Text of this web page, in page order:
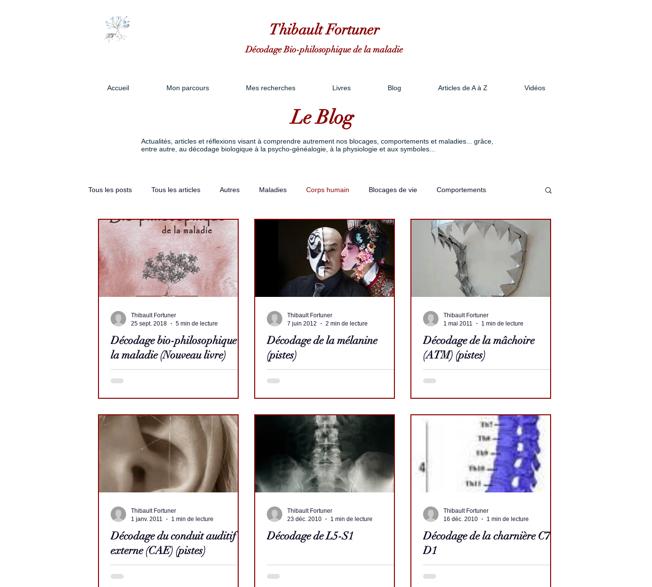
Thibault Fortuner
Décodage Bio-philosophique de la maladie
Accueil Mon parcours Mes recherches Livres Blog Articles de A à Z Vidéos
Le Blog
Actualités, articles et réflexions visant à comprendre autrement nos blocages, comportements et maladies... grâce,
entre autre, au décodage biologique à la psycho-généalogie, à la physiologie et aux symboles...
Tous les posts Tous les articles Autres Maladies Corps humain Blocages de vie Comportements
Décodage bio-philosophique de
la maladie (Nouveau livre)
Thibault Fortuner
25 sept. 2018
5 min de lecture
Décodage de la mélanine
(pistes)
Thibault Fortuner
7 juin 2012
2 min de lecture
Décodage de la mâchoire
(ATM) (pistes)
Thibault Fortuner
1 mai 2011
1 min de lecture
Décodage du conduit auditif
externe (CAE) (pistes)
Thibault Fortuner
1 janv. 2011
1 min de lecture
Décodage de L5-S1
Thibault Fortuner
23 déc. 2010
1 min de lecture
Décodage de la charnière C7-
D1
Thibault Fortuner
16 déc. 2010
1 min de lecture